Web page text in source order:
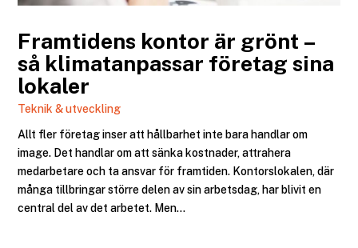
Framtidens kontor är grönt –
så klimatanpassar företag sina
lokaler
Teknik & utveckling
Allt fler företag inser att hållbarhet inte bara handlar om
image. Det handlar om att sänka kostnader, attrahera
medarbetare och ta ansvar för framtiden. Kontorslokalen, där
många tillbringar större delen av sin arbetsdag, har blivit en
central del av det arbetet. Men...